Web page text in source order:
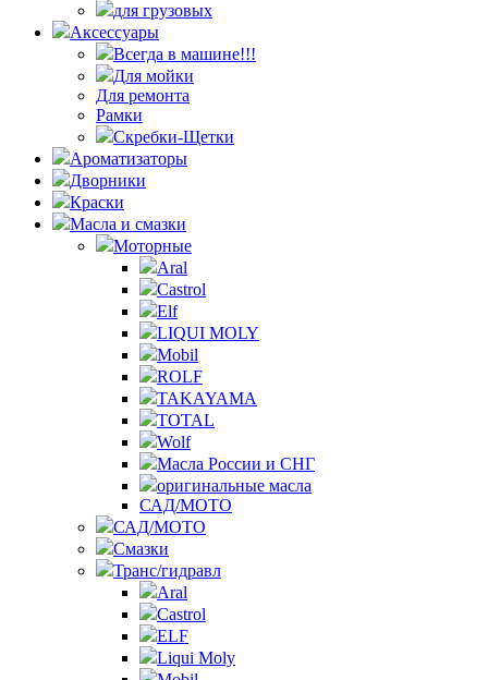
для грузовых
Аксессуары
Всегда в машине!!!
Для мойки
Для ремонта
Рамки
Скребки-Щетки
Ароматизаторы
Дворники
Краски
Масла и смазки
Моторные
Aral
Castrol
Elf
LIQUI MOLY
Mobil
ROLF
TAKAYAMA
TOTAL
Wolf
Масла России и СНГ
оригинальные масла
САД/МОТО
САД/МОТО
Смазки
Транс/гидравл
Aral
Castrol
ELF
Liqui Moly